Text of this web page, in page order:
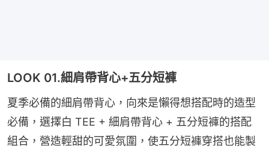
LOOK 01.細肩帶背心+五分短褲
夏季必備的細肩帶背心，向來是懶得想搭配時的造型
必備，選擇白 TEE + 細肩帶背心 + 五分短褲的搭配
組合，營造輕甜的可愛氛圍，使五分短褲穿搭也能製